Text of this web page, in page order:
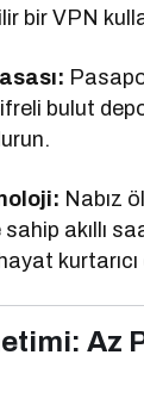
bir VPN
bulut
Nabız
akıllı
kurtarıcı
Az